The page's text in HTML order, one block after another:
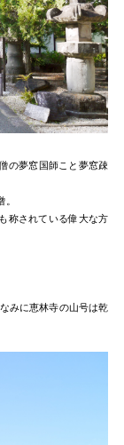
の夢窓国師こと夢窓疎
称されている偉大な方
みに恵林寺の山号は乾